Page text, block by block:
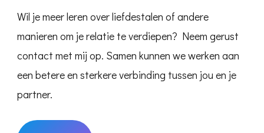
Wil je meer leren over liefdestalen of andere
manieren om je relatie te verdiepen? Neem gerust
contact met mij op. Samen kunnen we werken aan
een betere en sterkere verbinding tussen jou en je
partner.